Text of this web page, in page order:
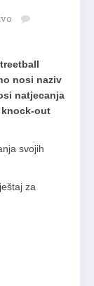
nosi naziv
natjecanja
knock-out
svojih
za